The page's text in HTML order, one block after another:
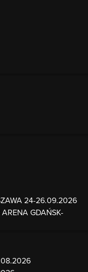
24-26.09.2026
GDAŃSK-